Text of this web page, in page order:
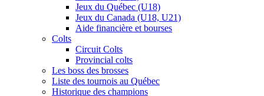
Jeux du Québec (U18)
Jeux du Canada (U18, U21)
Aide financière et bourses
Colts
Circuit Colts
Provincial colts
Les boss des brosses
Liste des tournois au Québec
Historique des champions